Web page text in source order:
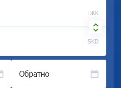
BKK
SKD
Обратно